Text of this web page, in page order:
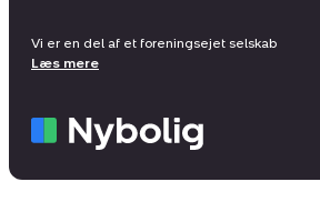
Vi er en del af et foreningsejet selskab
Læs mere